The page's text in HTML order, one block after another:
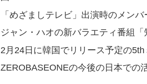
「めざましテレビ」出演時のメン
ジャン・ハオの新バラエティ番組
2月24日に韓国でリリース予定の
ZEROBASEONEの今後の日本での